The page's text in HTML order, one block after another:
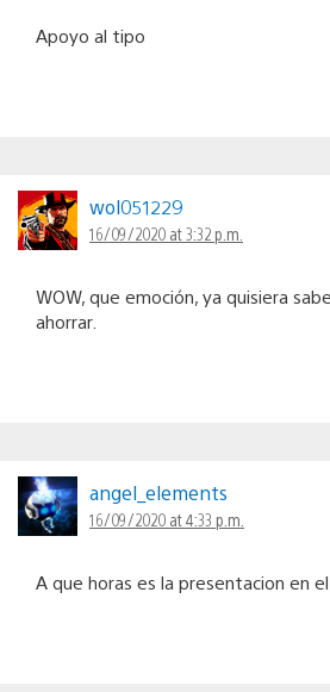
Apoyo al tipo
wol051229
16/09/2020 at 3:32 p.m.
WOW, que emoción, ya quisiera
ahorrar.
angel_elements
16/09/2020 at 4:33 p.m.
A que horas es la presentacion en